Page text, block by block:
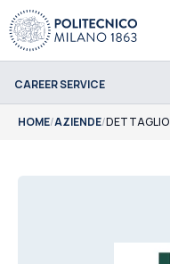
CAREER SERVICE
HOME/AZIENDE/DETTAGLIO